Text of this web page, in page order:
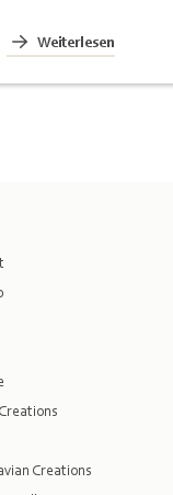
Weiterlesen
Creations